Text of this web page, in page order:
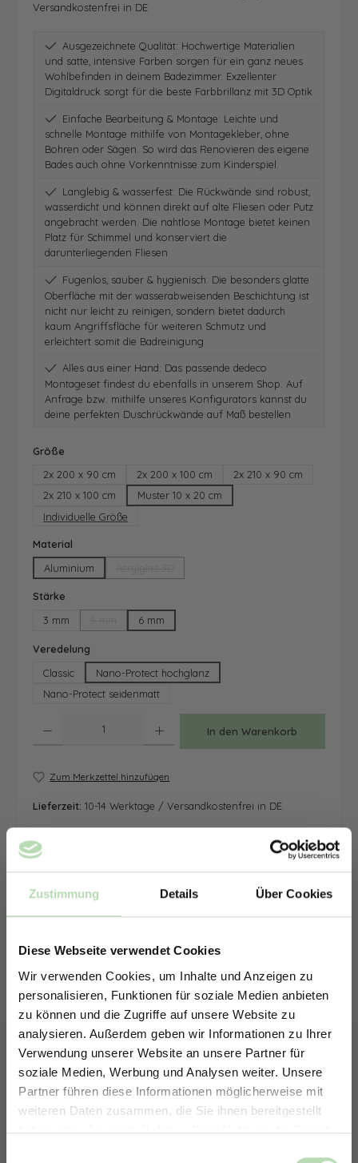
Zustimmung Details Über Cookies
Diese Webseite verwendet Cookies
Wir verwenden Cookies, um Inhalte und Anzeigen zu
personalisieren, Funktionen für soziale Medien anbieten
zu können und die Zugriffe auf unsere Website zu
analysieren. Außerdem geben wir Informationen zu Ihrer
Verwendung unserer Website an unsere Partner für
soziale Medien, Werbung und Analysen weiter. Unsere
Partner führen diese Informationen möglicherweise mit
weiteren Daten zusammen, die Sie ihnen bereitgestellt
haben oder die sie im Rahmen Ihrer Nutzung der Dienste
Versandkostenfrei in DE
Ausgezeichnete Qualität: Hochwertige Materialien
und satte, intensive Farben sorgen für ein ganz neues
Wohlbefinden in deinem Badezimmer. Exzellenter
Digitaldruck sorgt für die beste Farbbrillanz mit 3D Optik
Einfache Bearbeitung & Montage: Leichte und
schnelle Montage mithilfe von Montagekleber, ohne
Bohren oder Sägen. So wird das Renovieren des eigene
Bades auch ohne Vorkenntnisse zum Kinderspiel.
Langlebig & wasserfest: Die Rückwände sind robust,
wasserdicht und können direkt auf alte Fliesen oder Putz
angebracht werden. Die nahtlose Montage bietet keinen
Platz für Schimmel und konserviert die
darunterliegenden Fliesen
Fugenlos, sauber & hygienisch: Die besonders glatte
Oberfläche mit der wasserabweisenden Beschichtung ist
nicht nur leicht zu reinigen, sondern bietet dadurch
kaum Angriffsfläche für weiteren Schmutz und
erleichtert somit die Badreinigung
Alles aus einer Hand: Das passende dedeco
Montageset findest du ebenfalls in unserem Shop. Auf
Anfrage bzw. mithilfe unseres Konfigurators kannst du
deine perfekten Duschrückwände auf Maß bestellen
Größe
2x 200 x 90 cm
2x 200 x 100 cm
2x 210 x 90 cm
2x 210 x 100 cm
Muster 10 x 20 cm
Individuelle Größe
Material
Aluminium
Stärke
3 mm
(Diese Option ist zurzeit nicht verfügbar.)
6 mm
Veredelung
Classic
Nano-Protect hochglanz
Nano-Protect seidenmatt
In den Warenkorb
Zum Merkzettel hinzufügen
Lieferzeit: 10-14 Werktage / Versandkostenfrei in DE
ERHALTE 5% RABATT AUF
DEINE RÜCKWÄNDE